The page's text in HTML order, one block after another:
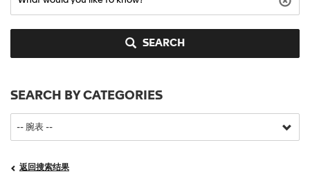
SEARCH
SEARCH BY CATEGORIES
返回搜索结果